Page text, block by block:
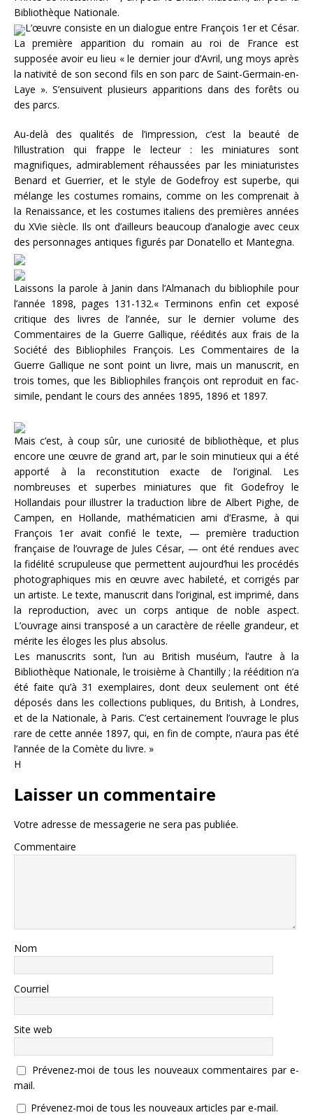
Bibliothèque Nationale.
L’œuvre consiste en un dialogue entre François 1er et César.
La première apparition du romain au roi de France est
supposée avoir eu lieu « le dernier jour d’Avril, ung moys après
la nativité de son second fils en son parc de Saint-Germain-en-
Laye ». S’ensuivent plusieurs apparitions dans des forêts ou
des parcs.
Au-delà des qualités de l’impression, c’est la beauté de
l’illustration qui frappe le lecteur : les miniatures sont
magnifiques, admirablement réhaussées par les miniaturistes
Benard et Guerrier, et le style de Godefroy est superbe, qui
mélange les costumes romains, comme on les comprenait à
la Renaissance, et les costumes italiens des premières années
du XVie siècle. Ils ont d’ailleurs beaucoup d’analogie avec ceux
des personnages antiques figurés par Donatello et Mantegna.
Laissons la parole à Janin dans l’Almanach du bibliophile pour
l’année 1898, pages 131-132.« Terminons enfin cet exposé
critique des livres de l’année, sur le dernier volume des
Commentaires de la Guerre Gallique, réédités aux frais de la
Société des Bibliophiles François. Les Commentaires de la
Guerre Gallique ne sont point un livre, mais un manuscrit, en
trois tomes, que les Bibliophiles françois ont reproduit en fac-
simile, pendant le cours des années 1895, 1896 et 1897.
Mais c’est, à coup sûr, une curiosité de bibliothèque, et plus
encore une œuvre de grand art, par le soin minutieux qui a été
apporté à la reconstitution exacte de l’original. Les
nombreuses et superbes miniatures que fit Godefroy le
Hollandais pour illustrer la traduction libre de Albert Pighe, de
Campen, en Hollande, mathématicien ami d’Erasme, à qui
François 1er avait confié le texte, — première traduction
française de l’ouvrage de Jules César, — ont été rendues avec
la fidélité scrupuleuse que permettent aujourd’hui les procédés
photographiques mis en œuvre avec habileté, et corrigés par
un artiste. Le texte, manuscrit dans l’original, est imprimé, dans
la reproduction, avec un corps antique de noble aspect.
L’ouvrage ainsi transposé a un caractère de réelle grandeur, et
mérite les éloges les plus absolus.
Les manuscrits sont, l’un au British muséum, l’autre à la
Bibliothèque Nationale, le troisième à Chantilly ; la réédition n’a
été faite qu’à 31 exemplaires, dont deux seulement ont été
déposés dans les collections publiques, du British, à Londres,
et de la Nationale, à Paris. C’est certainement l’ouvrage le plus
rare de cette année 1897, qui, en fin de compte, n’aura pas été
l’année de la Comète du livre. »
H
Laisser un commentaire
Votre adresse de messagerie ne sera pas publiée.
Commentaire
Nom
Courriel
Site web
Prévenez-moi de tous les nouveaux commentaires par e-
mail.
Prévenez-moi de tous les nouveaux articles par e-mail.